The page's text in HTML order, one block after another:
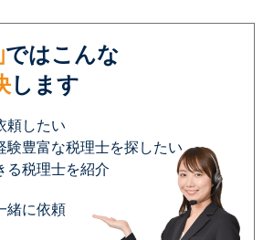
ではこんな
します
頼したい
験豊富な税理士を探したい
る税理士を紹介
緒に依頼